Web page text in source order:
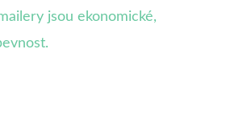
jsou ekonomické,